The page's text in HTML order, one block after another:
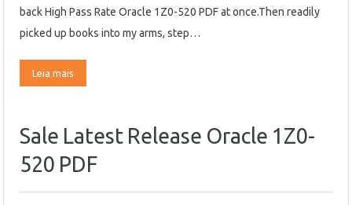
back High Pass Rate Oracle 1Z0-520 PDF at once.Then readily
picked up books into my arms, step…
Leia mais
Sale Latest Release Oracle 1Z0-
520 PDF